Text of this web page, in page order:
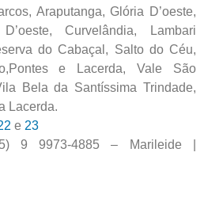
Araputanga, Glória D’oeste,
Curvelândia, Lambari
do Cabaçal, Salto do Céu,
e Lacerda, Vale São
Bela da Santíssima Trindade,
Lacerda.
e 23
9 9973-4885 – Marileide |